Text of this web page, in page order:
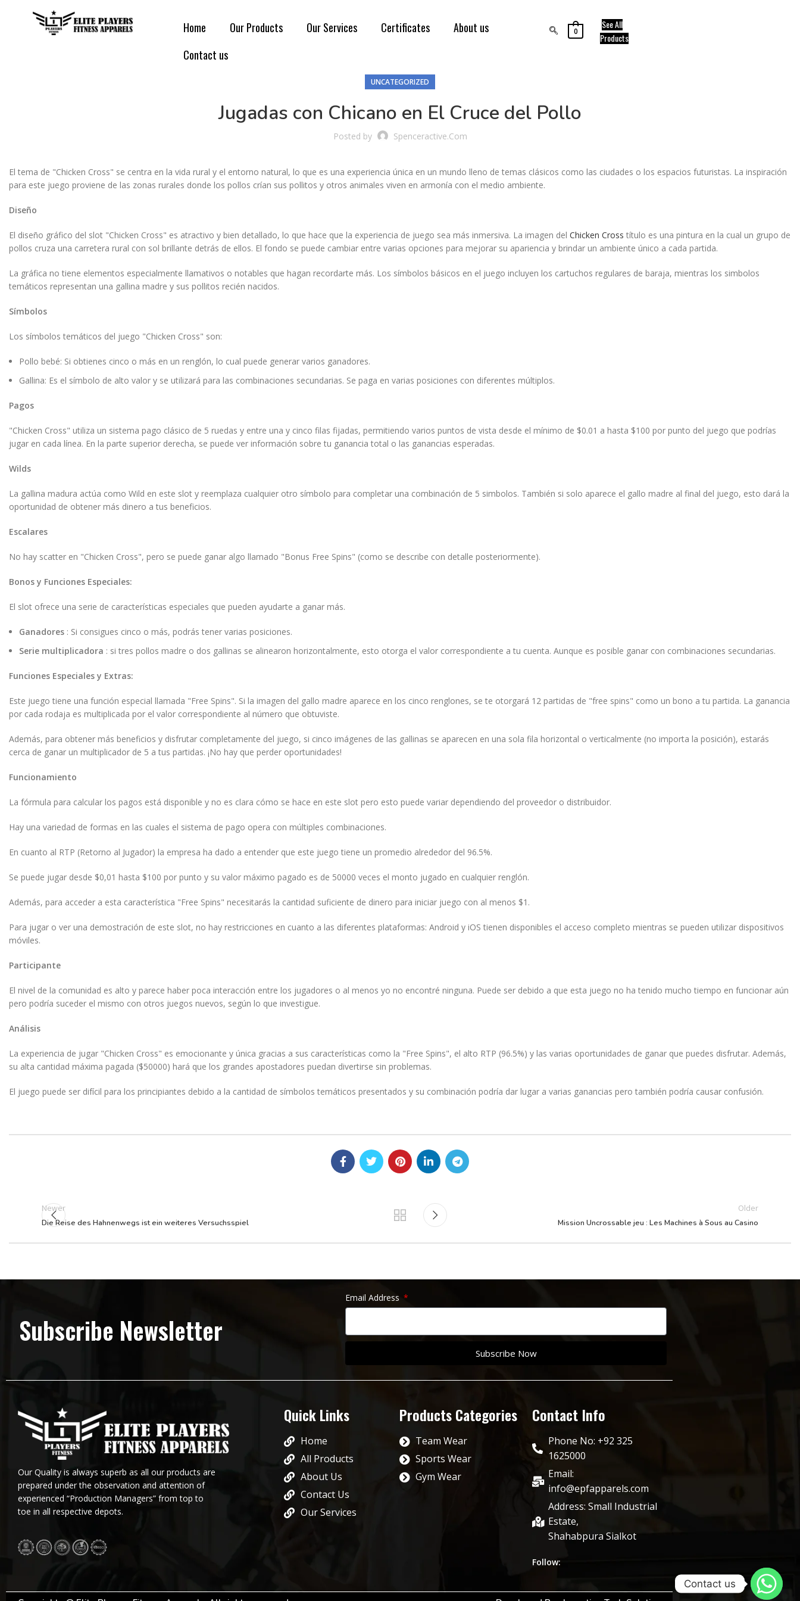
Home Our Products Our Services Certificates
About us
Contact us
0
See All
Products
UNCATEGORIZED
Jugadas con Chicano en El Cruce del Pollo
Posted by Spenceractive.com
El tema de "Chicken Cross" se centra en la vida rural y el entorno natural, lo que es una experiencia única en un mundo lleno de temas clásicos como las ciudades o los espacios futuristas. La inspiración
para este juego proviene de las zonas rurales donde los pollos crían sus pollitos y otros animales viven en armonía con el medio ambiente.
Diseño
El diseño gráfico del slot "Chicken Cross" es atractivo y bien detallado, lo que hace que la experiencia de juego sea más inmersiva. La imagen del Chicken Cross título es una pintura en la cual un grupo de
pollos cruza una carretera rural con sol brillante detrás de ellos. El fondo se puede cambiar entre varias opciones para mejorar su apariencia y brindar un ambiente único a cada partida.
La gráfica no tiene elementos especialmente llamativos o notables que hagan recordarte más. Los símbolos básicos en el juego incluyen los cartuchos regulares de baraja, mientras los simbolos
temáticos representan una gallina madre y sus pollitos recién nacidos.
Símbolos
Los símbolos temáticos del juego "Chicken Cross" son:
Pollo bebé: Si obtienes cinco o más en un renglón, lo cual puede generar varios ganadores.
Gallina: Es el símbolo de alto valor y se utilizará para las combinaciones secundarias. Se paga en varias posiciones con diferentes múltiplos.
Pagos
"Chicken Cross" utiliza un sistema pago clásico de 5 ruedas y entre una y cinco filas fijadas, permitiendo varios puntos de vista desde el mínimo de $0.01 a hasta $100 por punto del juego que podrías
jugar en cada línea. En la parte superior derecha, se puede ver información sobre tu ganancia total o las ganancias esperadas.
Wilds
La gallina madura actúa como Wild en este slot y reemplaza cualquier otro símbolo para completar una combinación de 5 simbolos. También si solo aparece el gallo madre al final del juego, esto dará la
oportunidad de obtener más dinero a tus beneficios.
Escalares
No hay scatter en "Chicken Cross", pero se puede ganar algo llamado "Bonus Free Spins" (como se describe con detalle posteriormente).
Bonos y Funciones Especiales:
El slot ofrece una serie de características especiales que pueden ayudarte a ganar más.
Ganadores : Si consigues cinco o más, podrás tener varias posiciones.
Serie multiplicadora : si tres pollos madre o dos gallinas se alinearon horizontalmente, esto otorga el valor correspondiente a tu cuenta. Aunque es posible ganar con combinaciones secundarias.
Funciones Especiales y Extras:
Este juego tiene una función especial llamada "Free Spins". Si la imagen del gallo madre aparece en los cinco renglones, se te otorgará 12 partidas de "free spins" como un bono a tu partida. La ganancia
por cada rodaja es multiplicada por el valor correspondiente al número que obtuviste.
Además, para obtener más beneficios y disfrutar completamente del juego, si cinco imágenes de las gallinas se aparecen en una sola fila horizontal o verticalmente (no importa la posición), estarás
cerca de ganar un multiplicador de 5 a tus partidas. ¡No hay que perder oportunidades!
Funcionamiento
La fórmula para calcular los pagos está disponible y no es clara cómo se hace en este slot pero esto puede variar dependiendo del proveedor o distribuidor.
Hay una variedad de formas en las cuales el sistema de pago opera con múltiples combinaciones.
En cuanto al RTP (Retorno al Jugador) la empresa ha dado a entender que este juego tiene un promedio alrededor del 96.5%.
Se puede jugar desde $0,01 hasta $100 por punto y su valor máximo pagado es de 50000 veces el monto jugado en cualquier renglón.
Además, para acceder a esta característica "Free Spins" necesitarás la cantidad suficiente de dinero para iniciar juego con al menos $1.
Para jugar o ver una demostración de este slot, no hay restricciones en cuanto a las diferentes plataformas: Android y iOS tienen disponibles el acceso completo mientras se pueden utilizar dispositivos
móviles.
Participante
El nivel de la comunidad es alto y parece haber poca interacción entre los jugadores o al menos yo no encontré ninguna. Puede ser debido a que esta juego no ha tenido mucho tiempo en funcionar aún
pero podría suceder el mismo con otros juegos nuevos, según lo que investigue.
Análisis
La experiencia de jugar "Chicken Cross" es emocionante y única gracias a sus características como la "Free Spins", el alto RTP (96.5%) y las varias oportunidades de ganar que puedes disfrutar. Además,
su alta cantidad máxima pagada ($50000) hará que los grandes apostadores puedan divertirse sin problemas.
El juego puede ser difícil para los principiantes debido a la cantidad de símbolos temáticos presentados y su combinación podría dar lugar a varias ganancias pero también podría causar confusión.
Newer
Die Reise des Hahnenwegs ist ein weiteres Versuchsspiel
Older
Mission Uncrossable jeu : Les Machines à Sous au Casino
Subscribe Newsletter
Email Address
Subscribe Now
Our Quality is always superb as all our products are
prepared under the observation and attention of
experienced “Production Managers” from top to
toe in all respective depots.
Quick Links
Home
All Products
About Us
Contact Us
Our Services
Products Categories
Team Wear
Sports Wear
Gym Wear
Contact Info
Phone No: +92 325
1625000
Email:
info@epfapparels.com
Address: Small Industrial
Estate,
Shahabpura Sialkot
Follow:
Contact us